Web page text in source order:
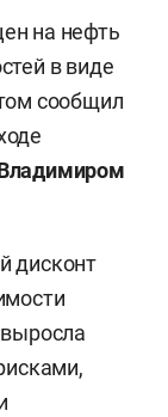
на нефть
в виде
сообщил
дисконт